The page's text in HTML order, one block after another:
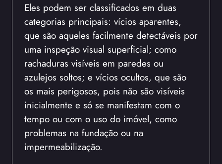
Eles podem ser classificados em duas
categorias principais: vícios aparentes,
que são aqueles facilmente detectáveis por
uma inspeção visual superficial; como
rachaduras visíveis em paredes ou
azulejos soltos; e vícios ocultos, que são
os mais perigosos, pois não são visíveis
inicialmente e só se manifestam com o
tempo ou com o uso do imóvel, como
problemas na fundação ou na
impermeabilização.